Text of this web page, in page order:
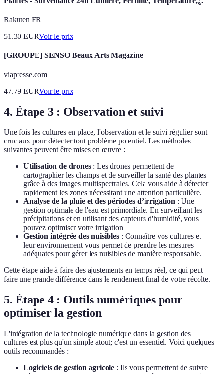
Rakuten FR
51.30 EURVoir le prix
[GROUPE] SENSO Beaux Arts Magazine
viapresse.com
47.79 EURVoir le prix
4. Étape 3 : Observation et suivi
Une fois les cultures en place, l'observation et le suivi régulier sont
cruciaux pour détecter tout problème potentiel. Les méthodes
suivantes peuvent être mises en œuvre :
Utilisation de drones : Les drones permettent de
cartographier les champs et de surveiller la santé des plantes
grâce à des images multispectrales. Cela vous aide à détecter
rapidement les zones nécessitant une attention particulière.
Analyse de la pluie et des périodes d’irrigation : Une
gestion optimale de l'eau est primordiale. En surveillant les
précipitations et en utilisant des capteurs d'humidité, vous
pouvez optimiser votre irrigation
Gestion intégrée des nuisibles : Connaître vos cultures et
leur environnement vous permet de prendre les mesures
adéquates pour gérer les nuisibles de manière responsable.
Cette étape aide à faire des ajustements en temps réel, ce qui peut
faire une grande différence dans le rendement final de votre récolte.
5. Étape 4 : Outils numériques pour
optimiser la gestion
L'intégration de la technologie numérique dans la gestion des
cultures est plus qu'un simple atout; c'est un essentiel. Voici quelques
outils recommandés :
Logiciels de gestion agricole : Ils vous permettent de suivre